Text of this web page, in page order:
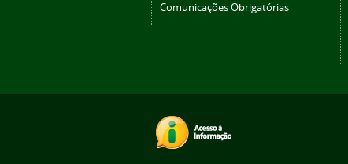
Comunicações Obrigatórias